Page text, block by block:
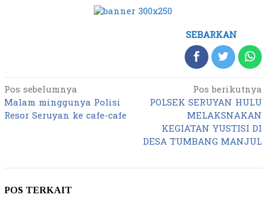
SEBARKAN
Navigasi
pos
Pos sebelumnya
Malam minggunya Polisi
Resor Seruyan ke cafe-cafe
Pos berikutnya
POLSEK SERUYAN HULU
MELAKSNAKAN
KEGIATAN YUSTISI DI
DESA TUMBANG MANJUL
POS TERKAIT